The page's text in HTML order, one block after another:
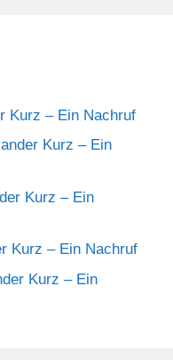
Kurz – Ein Nachruf
Kurz – Ein
Kurz – Ein
Kurz – Ein Nachruf
Kurz – Ein